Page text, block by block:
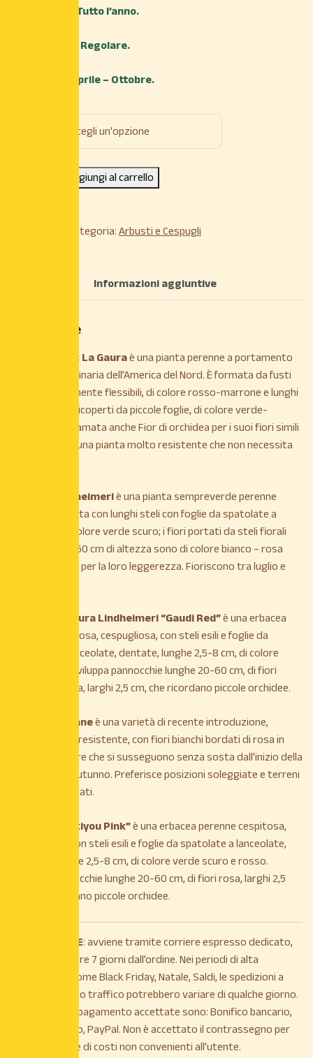
Tutto l’anno.
Regolare.
Aprile – Ottobre.
Aggiungi al carrello
Categoria:Arbusti e Cespugli
Informazioni aggiuntive
Descrizione
DESCRIZIONE: La Gauraè una pianta perenne a portamento
arbustivo, originaria dell’America del Nord. È formata da fusti
sottili, leggermente flessibili, di colore rosso-marrone e lunghi
circa 1 metro, ricoperti da piccole foglie, di colore verde-
rossastro. Chiamata anche Fior di orchidea per i suoi fiori simili
ad orchidee, è una pianta molto resistente che non necessita
Gaura Lindheimeriè una pianta sempreverde perenne
molto ramificata con lunghi steli con foglie da spatolate a
lanceolate di colore verde scuro; i fiori portati da steli fiorali
eretti per 50 -60 cm di altezza sono di colore bianco – rosa
molto eleganti per la loro leggerezza. Fioriscono tra luglio e
Gaura Lindheimeri “Gaudi Red”è una erbacea
perenne cespitosa, cespugliosa, con steli esili e foglie da
spatolate a lanceolate, dentate, lunghe 2,5-8 cm, di colore
verde scuro. Sviluppa pannocchie lunghe 20-60 cm, di fiori
rosso magenta, larghi 2,5 cm, che ricordano piccole orchidee.
Gaura Rosy Janeè una varietà di recente introduzione,
rustica, molto resistente, con fiori bianchi bordati di rosa in
modo irregolare che si susseguono senza sosta dall’inizio della
primavera all’autunno. Preferisce posizioni soleggiate e terreni
fertili, ben drenati.
la Gaura “Siskiyou Pink”è una erbacea perenne cespitosa,
cespugliosa, con steli esili e foglie da spatolate a lanceolate,
dentate, lunghe 2,5-8 cm, di colore verde scuro e rosso.
Sviluppa pannocchie lunghe 20-60 cm, di fiori rosa, larghi 2,5
cm, che ricordano piccole orchidee.
SPEDIZIONE: avviene tramite corriere espresso dedicato,
entro e non oltre 7 giorni dall’ordine. Nei periodi di alta
stagionalità, come Black Friday, Natale, Saldi, le spedizioni a
causa di intenso traffico potrebbero variare di qualche giorno.
Le modalità di pagamento accettate sono: Bonifico bancario,
Carta di credito, PayPal. Non è accettato il contrassegno per
maggiorazione di costi non convenienti all’utente.